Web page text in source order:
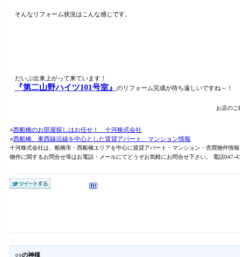
そんなリフォーム状況はこんな感じです。
だいぶ出来上がって来ています！
『第二山野ハイツ101号室』 のリフォーム完成が待ち遠しいですね～！
お店のご
○西船橋のお部屋探しはお任せ！ 十河株式会社
○西船橋、東西線沿線を中心とした賃貸アパート、マンション情報
十河株式会社は、船橋市・西船橋エリアを中心に賃貸アパート・マンション・売買物件情
物件に関するお問合せ等はお電話・メールにてどうぞお気軽にお問合せ下さい。 電話047-
○○の神様